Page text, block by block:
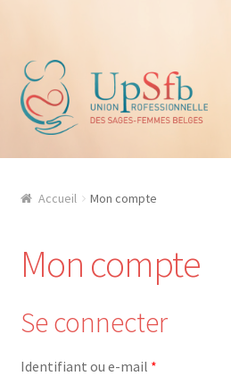
Aller
à
la
navigation
Aller
au
contenu
A propos
La formation continue à l’UPSfB
Aide à la formation
Accueil Mon compte
Mon compte
Se connecter
Identifiant ou e-mail *Obligatoire